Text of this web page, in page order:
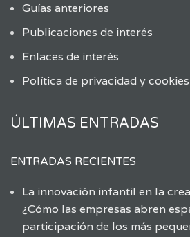
Guías anteriores
Publicaciones de interés
Enlaces de interés
Política de privacidad y cookies
ÚLTIMAS ENTRADAS
ENTRADAS RECIENTES
La innovación infantil en la
¿Cómo las empresas abren
participación de los más